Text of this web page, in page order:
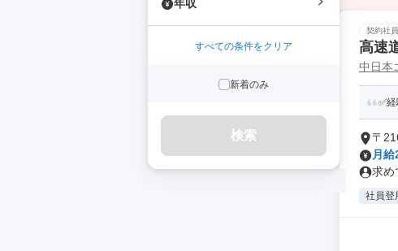
年収
すべての条件をクリア
新着のみ
検索
契約社員
高速
中日本
✅
〒
月
求め
社員登